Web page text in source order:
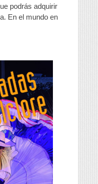
podrás adquirir
En el mundo en